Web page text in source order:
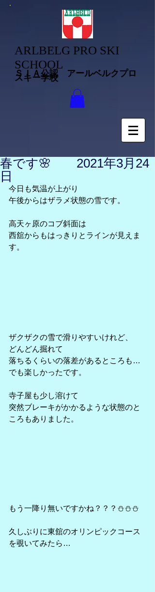
ARLBELG PRO SKI
SCHOOL
ＳＩＡ公認 アールベルクプロ
スキー学校
春です🌸 2021年3月24
日
今日も気温が上がり
午後からはザラメ状態の雪です。
高天ヶ原のコブ斜面は
西舘からもはっきりとラインが見えま
す。
ザクザクの雪で滑りやすいけれど、
どんどん掘れて
落ちるくらいの落差があるところも…
でも楽しかったです。
寺子屋も少し溶けて
突然ブレーキがかかるような状態のと
ころもありました。
もう一降り無いですかね？？？⛄⛄⛄
久しぶりに東舘のオリンピックコース
を覗いてみたら…